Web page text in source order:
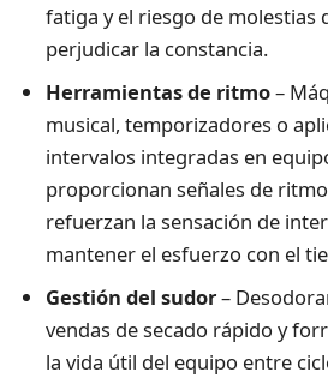
fatiga y el riesgo de molestias
perjudicar la constancia.
Herramientas de ritmo–
musical, temporizadores o
intervalos integradas en
proporcionan señales de
refuerzan la sensación de
mantener el esfuerzo con el
Gestión del sudor–
vendas de secado rápido y
la vida útil del equipo entre